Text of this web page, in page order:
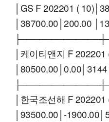
│GS F 202201 (
│38700.00│200.00
│케이티앤지 F
│한국조선해 F
│93500.00│-